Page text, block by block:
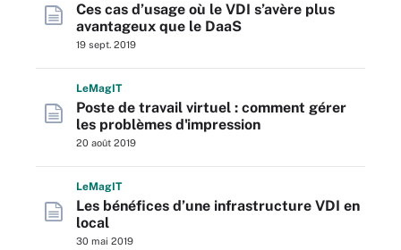
Ces cas d’usage où le VDI s’avère plus
avantageux que le DaaS
19 sept. 2019
LeMagIT
Poste de travail virtuel : comment gérer
les problèmes d'impression
20 août 2019
LeMagIT
Les bénéfices d’une infrastructure VDI en
local
30 mai 2019